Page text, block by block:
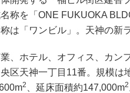
称を「ONE FUKUOKA
は「ワンビル」。天神の新
、ホテル、オフィス、カン
区天神一丁目11番。規模は
2 、延床面積約147,000m2